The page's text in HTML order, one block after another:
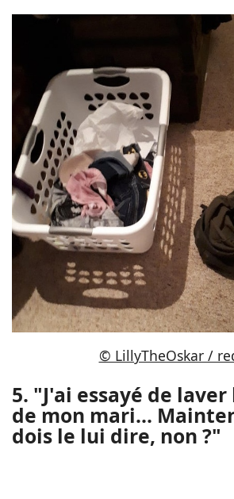
© LillyTheOskar /
5. "J'ai essayé de
de mon mari...
dois le lui dire, non ?"